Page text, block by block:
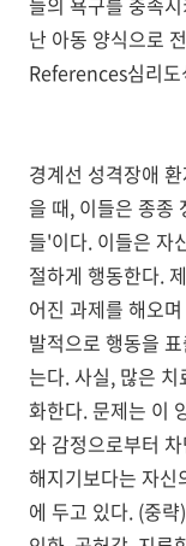
난 아동 양식으로
References심리
경계선 성격장애
을 때, 이들은 종종
들'이다. 이들은 자
절하게 행동한다.
어진 과제를 해오
발적으로 행동을
는다. 사실, 많은
화한다. 문제는 이
와 감정으로부터
해지기보다는 자신
에 두고 있다. (중